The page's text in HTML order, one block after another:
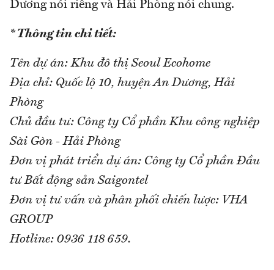
Dương nói riêng và Hải Phòng nói chung.
* Thông tin chi tiết:
Tên dự án: Khu đô thị Seoul Ecohome
Địa chỉ: Quốc lộ 10, huyện An Dương, Hải
Phòng
Chủ đầu tư: Công ty Cổ phần Khu công nghiệp
Sài Gòn - Hải Phòng
Đơn vị phát triển dự án: Công ty Cổ phần Đầu
tư Bất động sản Saigontel
Đơn vị tư vấn và phân phối chiến lược: VHA
GROUP
Hotline: 0936 118 659.